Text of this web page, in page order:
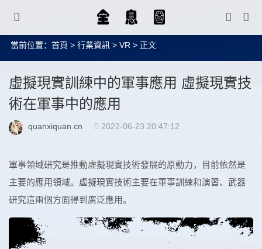
當前位置： 首頁 > 行業資訊 > VR > 正文
虛擬現實訓練中的軍事應用 虛擬現實技
術在軍事中的應用
quanxiquan.cn 2022-06-23 20:47:12
軍事領域研究是推動虛擬現實技術發展的原動力，目前依然是
主要的應用領域。虛擬現實技術主要在軍事訓練和演習、武器
研究這兩個方面得到廣泛應用。